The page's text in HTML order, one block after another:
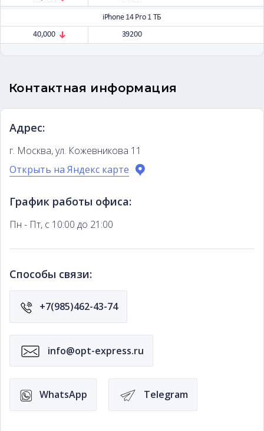
iPhone 14 Pro 1 ТБ
40,000
39200
Контактная информация
Адрес:
г. Москва, ул. Кожевникова 11
Открыть на Яндекс карте
График работы офиса:
Пн - Пт, с 10:00 до 21:00
Способы связи:
+7(985)462-43-74
info@opt-express.ru
WhatsApp Telegram